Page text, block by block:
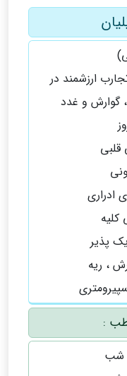
و تجارب ارزشمند در
گوارش و غدد
پذیر
، ریه
: